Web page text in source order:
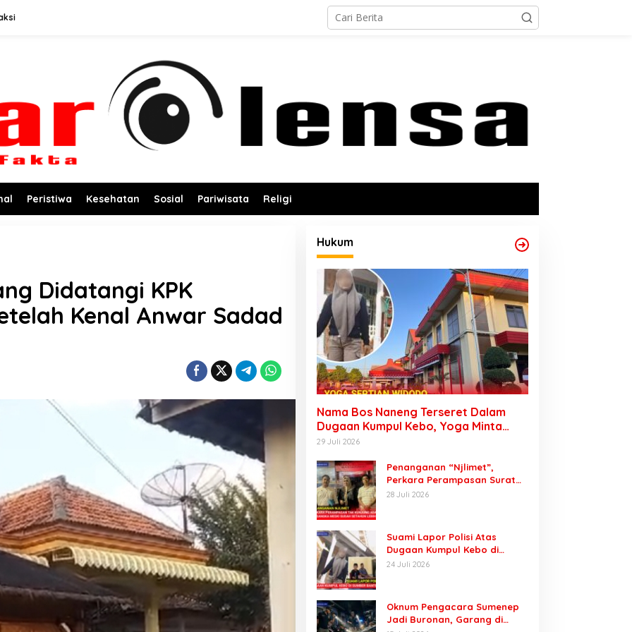
Peristiwa Kesehatan Sosial Pariwisata Religi
Didatangi KPK
Kenal Anwar Sadad
Hukum
Nama Bos Naneng Terseret Dalam
Dugaan Kumpul Kebo, Yoga Minta
Orang Tuanya Juga Dipanggil Polisi
29 Juli 2026
Penanganan “Njlimet”,
Perkara Perampasan Surat
Mobil Tak Kunjung Tersangka
28 Juli 2026
Suami Lapor Polisi Atas
Dugaan Kumpul Kebo di
Sumber Banteng Kejayan,
24 Juli 2026
Oknum Pengacara Sumenep
Jadi Buronan, Garang di